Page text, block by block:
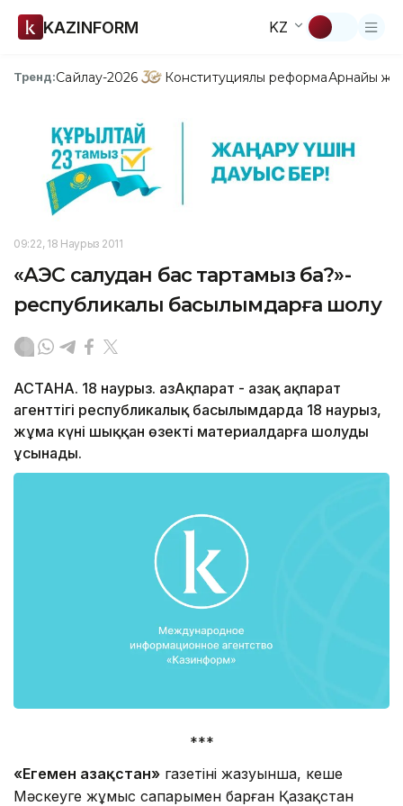
KAZINFORM KZ
Тренд:Сайлау-2026 Конституциялық реформаАрнайы
09:22, 18 Наурыз 2011
«АЭС салудан бас тартамыз ба?»-
республикалық басылымдарға шолу
АСТАНА. 18 наурыз. ҚазАқпарат - Қазақ ақпарат
агенттігі республикалық басылымдарда 18 наурыз,
жұма күні шыққан өзекті материалдарға шолуды
ұсынады.
***
«Егемен Қазақстан» газетінің жазуынша, кеше
Мәскеуге жұмыс сапарымен барған Қазақстан